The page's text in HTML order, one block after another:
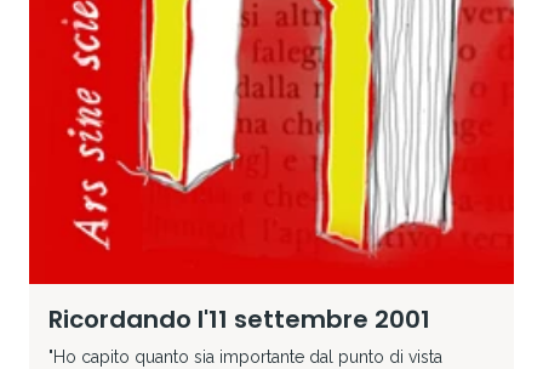
Ricordando l'11 settembre 2001
"Ho capito quanto sia importante dal punto di vista